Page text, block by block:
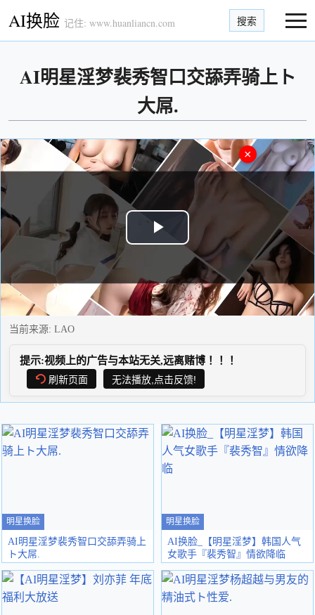
AI换脸 记住: www.huanliancn.com 搜索
AI明星淫梦裴秀智口交舔弄骑上ト
大屌.
Play
Video
×
当前来源: LAO
提示:视频上的广告与本站无关,远离赌博！！！
刷新页面
无法播放,点击反馈!
明星换脸
AI明星淫梦裴秀智口交舔弄骑上
ト大屌.
明星换脸
AI换脸_【明星淫梦】韩国人气
女歌手『裴秀智』情欲降临